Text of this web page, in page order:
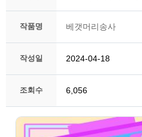
작품명 베갯머리송사
작성일 2024-04-18
조회수 6,056